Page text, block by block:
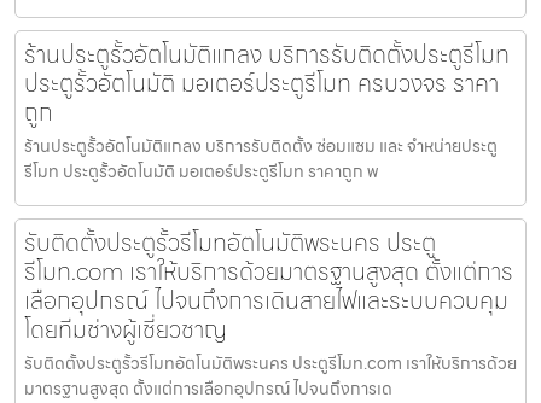
ร้านประตูรั้วอัตโนมัติแกลง บริการรับติดตั้งประตูรีโมท
ประตูรั้วอัตโนมัติ มอเตอร์ประตูรีโมท ครบวงจร ราคา
ถูก
ร้านประตูรั้วอัตโนมัติแกลง บริการรับติดตั้ง ซ่อมแซม และ จำหน่ายประตู
รีโมท ประตูรั้วอัตโนมัติ มอเตอร์ประตูรีโมท ราคาถูก พ
รับติดตั้งประตูรั้วรีโมทอัตโนมัติพระนคร ประตู
รีโมท.com เราให้บริการด้วยมาตรฐานสูงสุด ตั้งแต่การ
เลือกอุปกรณ์ ไปจนถึงการเดินสายไฟและระบบควบคุม
โดยทีมช่างผู้เชี่ยวชาญ
รับติดตั้งประตูรั้วรีโมทอัตโนมัติพระนคร ประตูรีโมท.com เราให้บริการด้วย
มาตรฐานสูงสุด ตั้งแต่การเลือกอุปกรณ์ ไปจนถึงการเด